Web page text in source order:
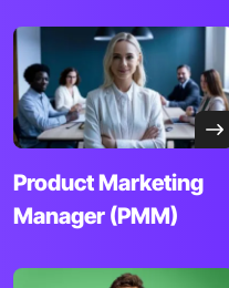
Product Marketing
Manager (PMM)